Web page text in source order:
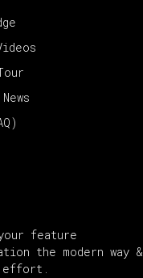
feature
the modern way &
effort.